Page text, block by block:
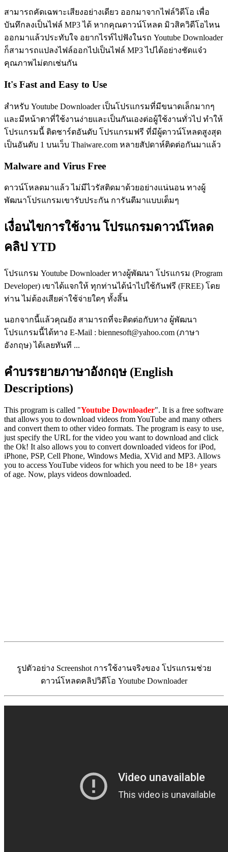
สามารถคัดเฉพาะเสียงอย่างเดียว ออกมาจากไฟล์วิดีโอ เพื่อ
บันทึกลงเป็นไฟล์ MP3 ได้ หากคุณดาวน์โหลด มิวสิควิดีโอไหน
ออกมาแล้วประทับใจ อยากไรท์ไปฟังในรถ Youtube Downloader
ก็สามารถแปลงไฟล์ออกไปเป็นไฟล์ MP3 ไปได้อย่างชัดแจ๋ว
คุณภาพไม่ตกเช่นกัน
It's Fast and Easy to Use
สำหรับ Youtube Downloader เป็นโปรแกรมที่มีขนาดเล็กมากๆ
และมีหน้าตาที่ใช้งานง่ายและเป็นกันเองต่อผู้ใช้งานทั่วไป ทำให้
โปรแกรมนี้ ติดชาร์ตอันดับ โปรแกรมฟรี ที่มีผู้ดาวน์โหลดสูงสุด
เป็นอันดับ 1 บนเว็บ Thaiware.com หลายสัปดาห์ติดต่อกันมาแล้ว
Malware and Virus Free
ดาวน์โหลดมาแล้ว ไม่มีไวรัสติดมาด้วยอย่างแน่นอน ทางผู้
พัฒนาโปรแกรมเขารับประกัน การันตีมาแบบเต็มๆ
เงื่อนไขการใช้งาน โปรแกรมดาวน์โหลด
คลิป YTD
โปรแกรม Youtube Downloader ทางผู้พัฒนา โปรแกรม (Program
Developer) เขาได้แจกให้ ทุกท่านได้นำไปใช้กันฟรี (FREE) โดย
ท่าน ไม่ต้องเสียค่าใช้จ่ายใดๆ ทั้งสิ้น
นอกจากนี้แล้วคุณยัง สามารถที่จะติดต่อกับทาง ผู้พัฒนา
โปรแกรมนี้ได้ทาง E-Mail : biennesoft@yahoo.com (ภาษา
อังกฤษ) ได้เลยทันที ...
คำบรรยายภาษาอังกฤษ (English
Descriptions)
This program is called "Youtube Downloader". It is a free software
that allows you to download videos from YouTube and many others
and convert them to other video formats. The program is easy to use,
just specify the URL for the video you want to download and click
the Ok! It also allows you to convert downloaded videos for iPod,
iPhone, PSP, Cell Phone, Windows Media, XVid and MP3. Allows
you to access YouTube videos for which you need to be 18+ years
of age. Now, plays videos downloaded.
รูปตัวอย่าง Screenshot การใช้งานจริงของ โปรแกรมช่วย
ดาวน์โหลดคลิปวิดีโอ Youtube Downloader